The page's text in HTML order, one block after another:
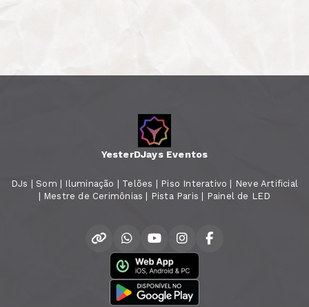
YesterDJays Eventos
DJs | Som | Iluminação | Telões | Piso Interativo | Neve Artificial
| Mestre de Cerimônias | Pista Paris | Painel de LED